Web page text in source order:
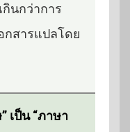
นกว่าการ
กสารแปลโดย
เป็น “ภาษา